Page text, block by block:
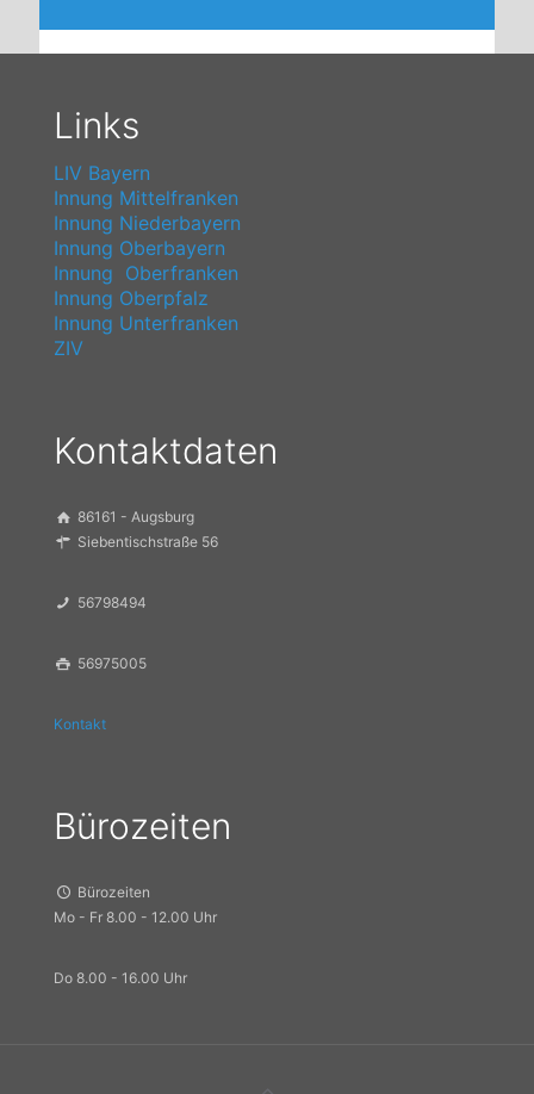
Links
LIV Bayern
Innung Mittelfranken
Innung Niederbayern
Innung Oberbayern
Innung Oberfranken
Innung Oberpfalz
Innung Unterfranken
ZIV
Kontaktdaten
86161 - Augsburg
Siebentischstraße 56
56798494
56975005
Kontakt
Bürozeiten
Bürozeiten
Mo - Fr 8.00 - 12.00 Uhr
Do 8.00 - 16.00 Uhr